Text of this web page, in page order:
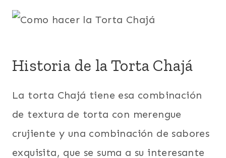
Historia de la Torta Chajá
La torta Chajá tiene esa combinación
de textura de torta con merengue
crujiente y una combinación de sabores
exquisita, que se suma a su interesante